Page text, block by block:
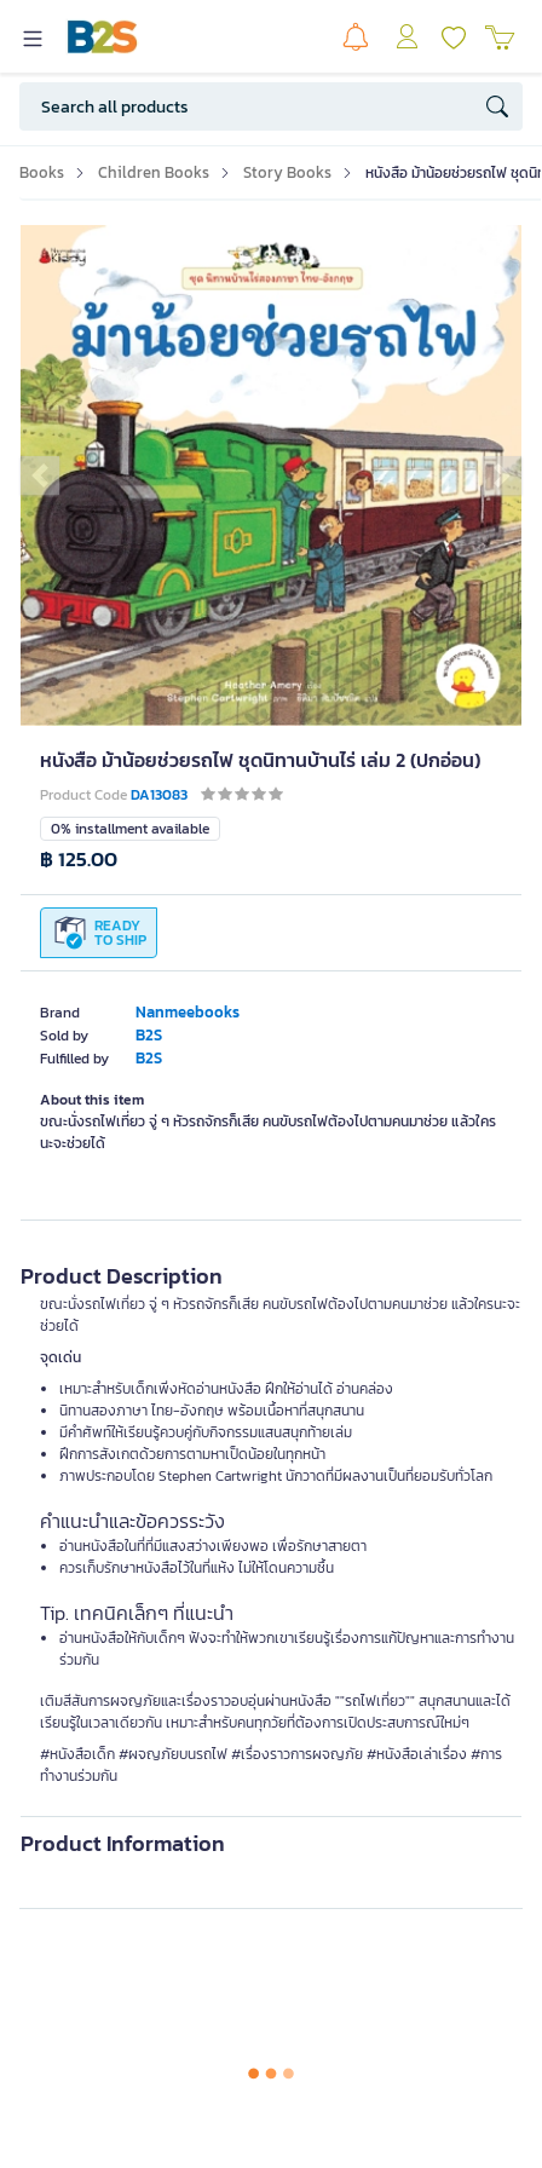
Books Children Books Story Books หนังสือ ม้าน้อยช่วยรถไฟ ชุดนิ
Previous slide
หนังสือ ม้าน้อยช่วยรถไฟ ชุดนิทานบ้านไร่ เล่ม 2 (ปกอ่อน)
Product CodeDA13083
Brand Nanmeebooks
Sold by B2S
Fulfilled by B2S
0% installment available
READY
TO SHIP
฿ 125.00
About this item
ขณะนั่งรถไฟเที่ยว จู่ ๆ หัวรถจักรก็เสีย คนขับรถไฟต้องไปตามคนมาช่วย แล้วใคร
นะจะช่วยได้
Product Description
ขณะนั่งรถไฟเที่ยว จู่ ๆ หัวรถจักรก็เสีย คนขับรถไฟต้องไปตามคนมาช่วย แล้วใครนะจะ
ช่วยได้
จุดเด่น
เหมาะสำหรับเด็กเพิ่งหัดอ่านหนังสือ ฝึกให้อ่านได้ อ่านคล่อง
นิทานสองภาษา ไทย-อังกฤษ พร้อมเนื้อหาที่สนุกสนาน
มีคำศัพท์ให้เรียนรู้ควบคู่กับกิจกรรมแสนสนุกท้ายเล่ม
ฝึกการสังเกตด้วยการตามหาเป็ดน้อยในทุกหน้า
ภาพประกอบโดย Stephen Cartwright นักวาดที่มีผลงานเป็นที่ยอมรับทั่วโลก
คำแนะนำและข้อควรระวัง
อ่านหนังสือในที่ที่มีแสงสว่างเพียงพอ เพื่อรักษาสายตา
ควรเก็บรักษาหนังสือไว้ในที่แห้ง ไม่ให้โดนความชื้น
Tip. เทคนิคเล็กๆ ที่แนะนำ
อ่านหนังสือให้กับเด็กๆ ฟังจะทำให้พวกเขาเรียนรู้เรื่องการแก้ปัญหาและการทำงาน
ร่วมกัน
เติมสีสันการผจญภัยและเรื่องราวอบอุ่นผ่านหนังสือ ""รถไฟเที่ยว"" สนุกสนานและได้
เรียนรู้ในเวลาเดียวกัน เหมาะสำหรับคนทุกวัยที่ต้องการเปิดประสบการณ์ใหม่ๆ
#หนังสือเด็ก #ผจญภัยบนรถไฟ #เรื่องราวการผจญภัย #หนังสือเล่าเรื่อง #การ
ทำงานร่วมกัน
Product Information